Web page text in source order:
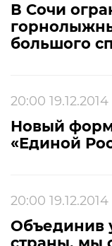
В Сочи
большого
20:00 19.12.2014
Новый
«Единой
20:00 19.12.2014
Объединив